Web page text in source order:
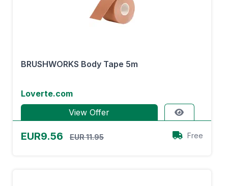
BRUSHWORKS Body Tape 5m
Loverte.com
View Offer
EUR9.56 EUR 11.95 Free